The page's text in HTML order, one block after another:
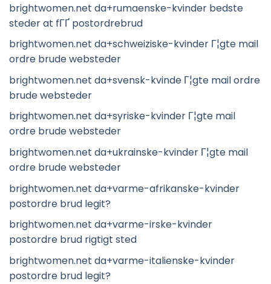
brightwomen.net da+rumaenske-kvinder bedste
steder at fГҐ postordrebrud
brightwomen.net da+schweiziske-kvinder Г¦gte mail
ordre brude websteder
brightwomen.net da+svensk-kvinde Г¦gte mail ordre
brude websteder
brightwomen.net da+syriske-kvinder Г¦gte mail
ordre brude websteder
brightwomen.net da+ukrainske-kvinder Г¦gte mail
ordre brude websteder
brightwomen.net da+varme-afrikanske-kvinder
postordre brud legit?
brightwomen.net da+varme-irske-kvinder
postordre brud rigtigt sted
brightwomen.net da+varme-italienske-kvinder
postordre brud legit?